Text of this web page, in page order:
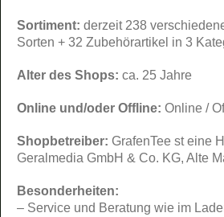
Sortiment: derzeit 238
Sorten + 32 Zubehörartikel in 3
Alter des Shops: ca. 25 Jahre
Online und/oder Offline: Online /
Shopbetreiber: GrafenTee st eine
Geralmedia GmbH & Co. KG, Alte
Besonderheiten:
– Service und Beratung wie im